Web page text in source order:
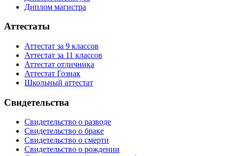
Диплом магистра
Аттестаты
Аттестат за 9 классов
Аттестат за 11 классов
Аттестат отличника
Аттестат Гознак
Школьный аттестат
Свидетельства
Свидетельство о разводе
Свидетельство о браке
Свидетельство о смерти
Свидетельство о рождении